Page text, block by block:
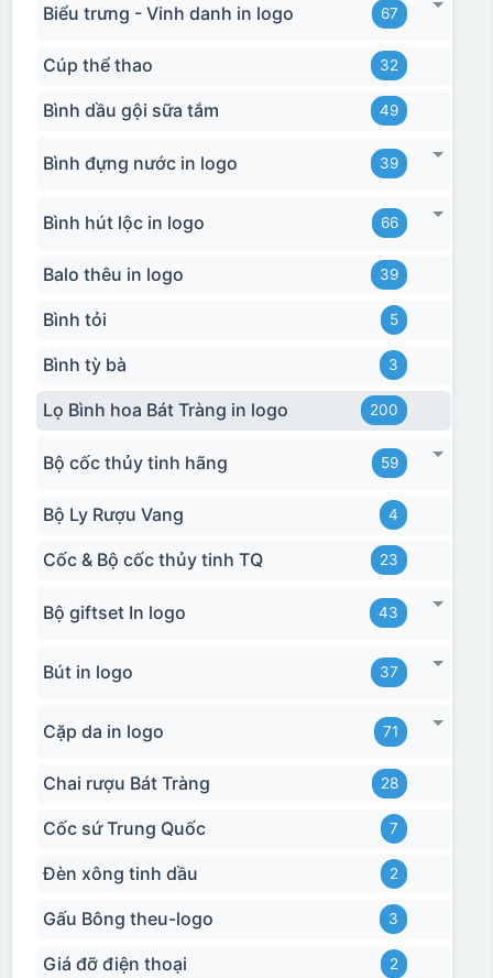
Ưu, nhược điểm của in Decal trượt nước
trên gốm sứ
Ưu điểm
Nhược điểm
Độ bám dính lên bề
mặt vật liệu rất tốt,
gian
Không thể tẩy xoá
được nếu in sai,
hoặc rất khó khắn
về tẩy xoá
Khó khăn trong việc
hồng cánh sen,
Màu tím
Khó khăn trong việc
in chuyển màu (dễ
trong việc in đơn
Thông tin, hình ảnh in
đẹp, sắc nét, không
bị lem
Chất liệu in decal
phong phú, dễ dàng
phù hợp với nhu cầu.
bề mặt, phẳng và
cong
Hộp xi ấm chén
Biểu trưng - Vinh danh in logo 67
Cúp thể thao 32
Bình dầu gội sữa tắm 49
Bình đựng nước in logo 39
Bình hút lộc in logo 66
Balo thêu in logo 39
Bình tỏi 5
Bình tỳ bà 3
Lọ Bình hoa Bát Tràng in logo 200
Bộ cốc thủy tinh hãng 59
Bộ Ly Rượu Vang 4
Cốc & Bộ cốc thủy tinh TQ 23
Bộ giftset In logo 43
Bút in logo 37
Cặp da in logo 71
Chai rượu Bát Tràng 28
Cốc sứ Trung Quốc 7
Đèn xông tinh dầu 2
Gấu Bông theu-logo 3
Giá đỡ điện thoại 2